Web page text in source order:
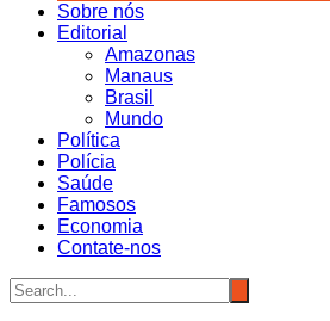
Sobre nós
Editorial
Amazonas
Manaus
Brasil
Mundo
Política
Polícia
Saúde
Famosos
Economia
Contate-nos